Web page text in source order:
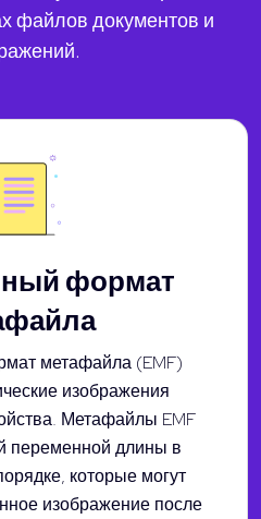
файлов документов и
формат
метафайла (EMF)
изображения
Метафайлы EMF
переменной длины в
которые могут
изображение после